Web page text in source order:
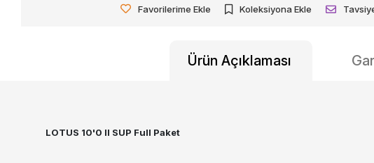
Favorilerime Ekle Koleksiyona Ekle
Ürün Açıklaması
LOTUS 10'0 II SUP Full Paket